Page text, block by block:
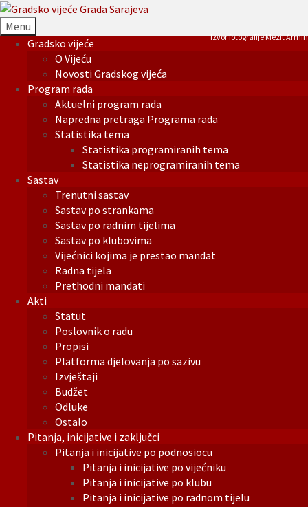
Menu
Gradsko vijeće
O Vijeću
Novosti Gradskog vijeća
Program rada
Aktuelni program rada
Napredna pretraga Programa rada
Statistika tema
Statistika programiranih tema
Statistika neprogramiranih tema
Sastav
Trenutni sastav
Sastav po strankama
Sastav po radnim tijelima
Sastav po klubovima
Vijećnici kojima je prestao mandat
Radna tijela
Prethodni mandati
Akti
Statut
Poslovnik o radu
Propisi
Platforma djelovanja po sazivu
Izvještaji
Budžet
Odluke
Ostalo
Pitanja, inicijative i zaključci
Pitanja i inicijative po podnosiocu
Pitanja i inicijative po vijećniku
Pitanja i inicijative po klubu
Pitanja i inicijative po radnom tijelu
Izvor fotografije Mezit Armin